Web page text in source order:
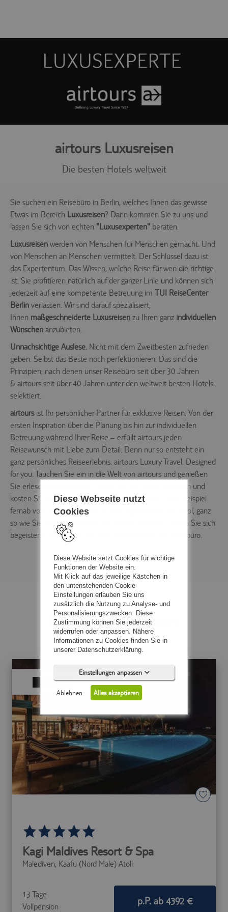
airtours Luxusreisen
Die besten Hotels weltweit
Sie suchen ein Reisebüro in Berlin, welches Ihnen das gewisse
Etwas im Bereich Luxusreisen? Dann kommen Sie zu uns und
lassen Sie sich von echten "Luxusexperten" beraten.
Luxusreisen werden von Menschen für Menschen gemacht. Und
von Menschen an Menschen vermittelt. Der Schlüssel dazu ist
das Expertentum. Das Wissen, welche Reise für wen die richtige
ist. Sie profitieren natürlich auf der ganzer Linie und können sich
jederzeit auf eine kompetente Betreuung im TUI ReiseCenter
Berlin verlassen. Wir sind darauf spezialisiert,
Ihnen maßgeschneiderte Luxusreisen zu Ihren ganz individuellen
Wünschen anzubieten.
Unnachsichtige Auslese. Nicht mit dem Zweitbesten zufrieden
geben. Selbst das Beste noch perfektionieren: Das sind die
Prinzipien, nach denen unser Reisebüro seit über 30 Jahren
& airtours seit über 40 Jahren unter den weltweit besten Hotels
selektiert.
airtours ist Ihr persönlicher Partner für exklusive Reisen. Von der
ersten Inspiration über die Planung bis hin zur individuellen
Betreuung während Ihrer Reise – erfüllt airtours jeden
Reisewunsch mit Liebe zum Detail. Denn nur so entsteht ein
ganz persönliches Reiseerlebnis. airtours Luxury Travel. Designed
for you. Tauchen Sie ein in die Welt von airtours und genießen
Sie erlesenen Privilegien. Lassen Sie Ihre Seele baumeln und
kosten Sie Ihre wohl verdiente Auszeit voll aus – zum Beispiel
fernab vom Großstadtleben in Ihrer eigenen Villa mit Pool, ganz
so wie Sie es sich vorstellen. Sie haben die Wahl: Lassen Sie sich
begeistern und buchen Sie Ihre airtours-Reise im Reisebüro.
Malediven mit airtours
Dem Paradies ganz nah
Kagi Maldives Resort & Spa
Malediven, Kaafu (Nord Male) Atoll
13 Tage
Vollpension
p.P. ab 4392 €
Diese Webseite nutzt
Cookies
Diese Website setzt Cookies für wichtige
Funktionen der Website ein.
Mit Klick auf das jeweilige Kästchen in
den untenstehenden Cookie-
Einstellungen erlauben Sie uns
zusätzlich die Nutzung zu Analyse- und
Personalisierungszwecken. Diese
Zustimmung können Sie jederzeit
widerrufen oder anpassen. Nähere
Informationen zu Cookies finden Sie in
unserer Datenschutzerklärung.
Einstellungen anpassen
Ablehnen Alles akzeptieren
Notwendig (5)
Statistiken (0)
Unspezifiziert (0)
Diese Cookies sind für die
Kernfunktionalität der Website
erforderlich.
Id des